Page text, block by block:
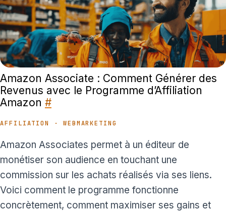
Amazon Associate : Comment Générer des
Revenus avec le Programme d’Affiliation
Amazon #
AFFILIATION · WEBMARKETING
Amazon Associates permet à un éditeur de
monétiser son audience en touchant une
commission sur les achats réalisés via ses liens.
Voici comment le programme fonctionne
concrètement, comment maximiser ses gains et